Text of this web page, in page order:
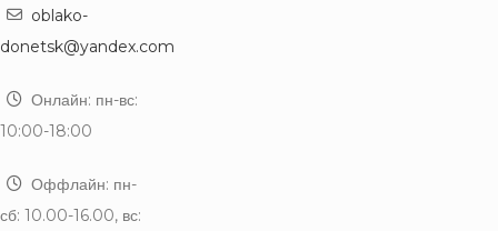
oblako-
donetsk@yandex.com
Онлайн: пн-вс:
10:00-18:00
Оффлайн: пн-
сб: 10.00-16.00, вс: